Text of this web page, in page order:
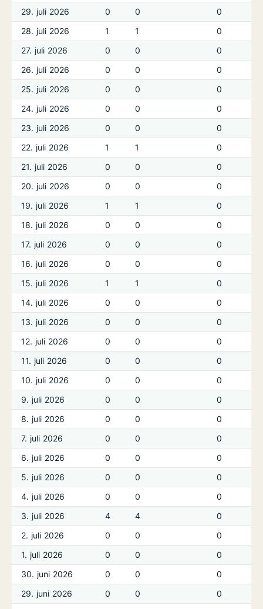
29. juli 2026
0 0
0
28. juli 2026
1 1
0
27. juli 2026
0 0
0
26. juli 2026
0 0
0
25. juli 2026
0 0
0
24. juli 2026
0 0
0
23. juli 2026
0 0
0
22. juli 2026
1 1
0
21. juli 2026
0 0
0
20. juli 2026
0 0
0
19. juli 2026
1 1
0
18. juli 2026
0 0
0
17. juli 2026
0 0
0
16. juli 2026
0 0
0
15. juli 2026
1 1
0
14. juli 2026
0 0
0
13. juli 2026
0 0
0
12. juli 2026
0 0
0
11. juli 2026
0 0
0
10. juli 2026
0 0
0
9. juli 2026
0 0
0
8. juli 2026
0 0
0
7. juli 2026
0 0
0
6. juli 2026
0 0
0
5. juli 2026
0 0
0
4. juli 2026
0 0
0
3. juli 2026
4 4
0
2. juli 2026
0 0
0
1. juli 2026
0 0
0
30. juni 2026
0 0
0
29. juni 2026
0 0
0